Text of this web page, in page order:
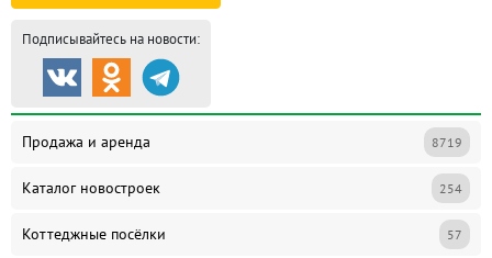
Подписывайтесь на новости:
Продажа и аренда 8719
Каталог новостроек 254
Коттеджные посёлки 57